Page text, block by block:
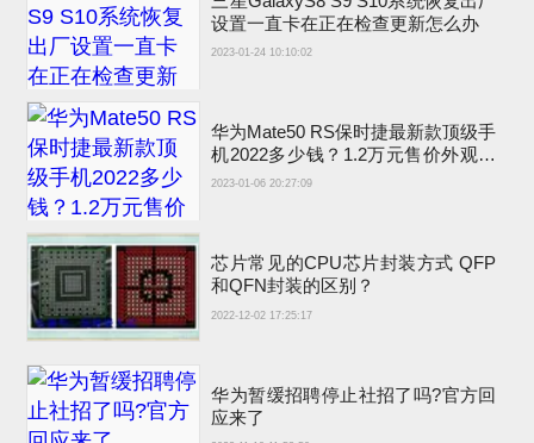
设置一直卡在正在检查更新怎么办
2023-01-24 10:10:02
华为Mate50 RS保时捷最新款顶级手
机2022多少钱？1.2万元售价外观图
片吊打iPhone14
2023-01-06 20:27:09
芯片常见的CPU芯片封装方式 QFP
和QFN封装的区别？
2022-12-02 17:25:17
华为暂缓招聘停止社招了吗?官方回
应来了